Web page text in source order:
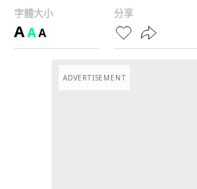
字體大小
AAA
分享
ADVERTISEMENT